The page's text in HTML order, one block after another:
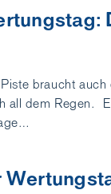
braucht
all dem Regen.